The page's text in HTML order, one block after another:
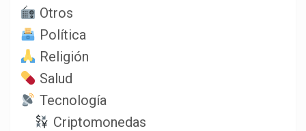
Otros
Política
Religión
Salud
Tecnología
Criptomonedas